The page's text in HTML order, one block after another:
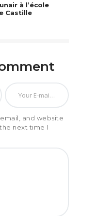
à l’école
Castille
and website
next time I